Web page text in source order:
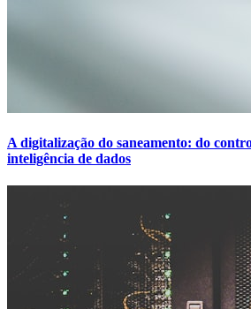
A digitalização do saneamento: do
inteligência de dados